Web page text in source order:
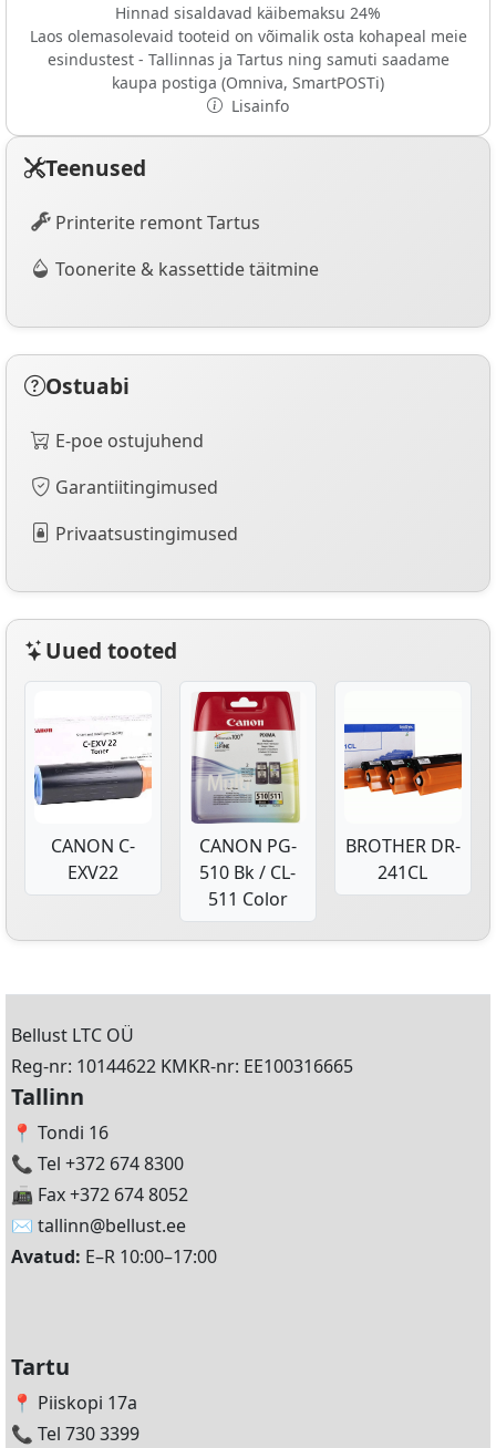
Hinnad sisaldavad käibemaksu 24%
Laos olemasolevaid tooteid on võimalik osta kohapeal meie
esindustest - Tallinnas ja Tartus ning samuti saadame
kaupa postiga (Omniva, SmartPOSTi)
Lisainfo
Teenused
Printerite remont Tartus
Toonerite & kassettide täitmine
Ostuabi
E-poe ostujuhend
Garantiitingimused
Privaatsustingimused
Uued tooted
CANON C-
EXV22
CANON PG-
510 Bk / CL-
511 Color
BROTHER DR-
241CL
Bellust LTC OÜ
Reg-nr: 10144622 KMKR-nr: EE100316665
Tallinn
📍 Tondi 16
📞 Tel +372 674 8300
📠 Fax +372 674 8052
✉️ tallinn@bellust.ee
Avatud: E–R 10:00–17:00
Tartu
📍 Piiskopi 17a
📞 Tel 730 3399